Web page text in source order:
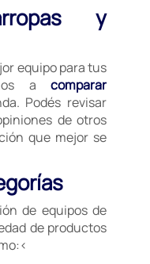
y
equipo para tus
a comparar
Podés revisar
de otros
que mejor se
de equipos de
de productos